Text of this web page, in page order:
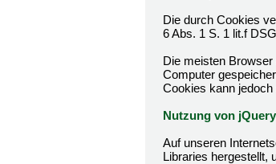
Die durch Cookies
6 Abs. 1 S. 1 lit.f
Die meisten
Computer
Cookies kann
Nutzung von jQuery
Auf unseren
Libraries hergestellt,